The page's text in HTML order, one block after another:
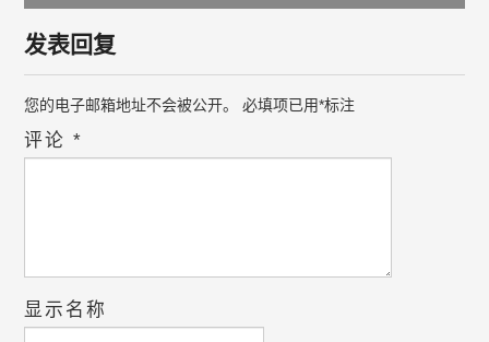
发表回复
您的电子邮箱地址不会被公开。 必填项已用*标注
评论*
显示名称